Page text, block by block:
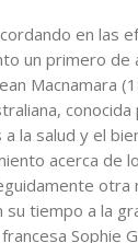
en las
un primero de
Macnamara
conocida
la salud y el
acerca de
otra
su tiempo a la
Sophie